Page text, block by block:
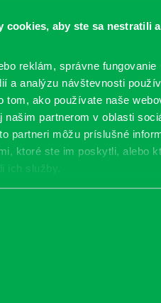
cookies, aby ste sa nestratili
reklám, správne fungovanie
a analýzu návštevnosti
tom, ako používate naše
našim partnerom v oblasti
partneri môžu príslušné
ktoré ste im poskytli, alebo
ich služby.
Drevený podklad nie je
nerovnosti ...
knižnice budú od
zatvorené
16 ,Prokofievova 5,
24,Vavilovova 26,Vyšehradská
box budú počas